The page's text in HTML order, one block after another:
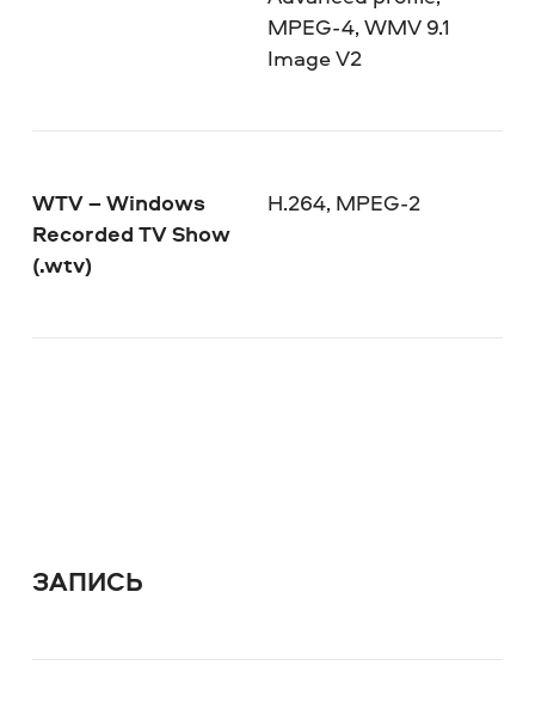
MPEG-4, WMV 9.1
Image V2
WTV – Windows
Recorded TV Show
(.wtv)
H.264, MPEG-2
ЗАПИСЬ